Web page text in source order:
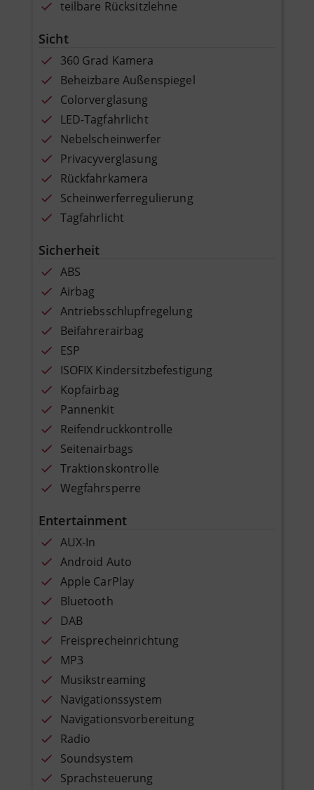
teilbare Rücksitzlehne
Sicht
360 Grad Kamera
Beheizbare Außenspiegel
Colorverglasung
LED-Tagfahrlicht
Nebelscheinwerfer
Privacyverglasung
Rückfahrkamera
Scheinwerferregulierung
Tagfahrlicht
Sicherheit
ABS
Airbag
Antriebsschlupfregelung
Beifahrerairbag
ESP
ISOFIX Kindersitzbefestigung
Kopfairbag
Pannenkit
Reifendruckkontrolle
Seitenairbags
Traktionskontrolle
Wegfahrsperre
Entertainment
AUX-In
Android Auto
Apple CarPlay
Bluetooth
DAB
Freisprecheinrichtung
MP3
Musikstreaming
Navigationssystem
Navigationsvorbereitung
Radio
Soundsystem
Sprachsteuerung